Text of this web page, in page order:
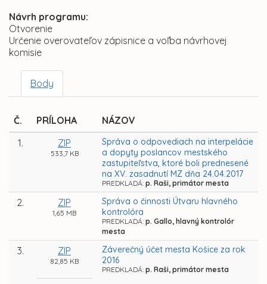
Návrh programu:
Otvorenie
Určenie overovateľov zápisnice a voľba návrhovej
komisie
Body
Č. PRÍLOHA
NÁZOV
1.
ZIP
533,7 KB
Správa o odpovediach na interpelácie
a dopyty poslancov mestského
zastupiteľstva, ktoré boli prednesené
na XV. zasadnutí MZ dňa 24.04.2017
PREDKLADÁ: p. Raši, primátor mesta
2. ZIP
1,65 MB
Správa o činnosti Útvaru hlavného
kontrolóra
PREDKLADÁ: p. Gallo, hlavný kontrolór
mesta
3. ZIP
82,85 KB
Záverečný účet mesta Košice za rok
2016
PREDKLADÁ: p. Raši, primátor mesta